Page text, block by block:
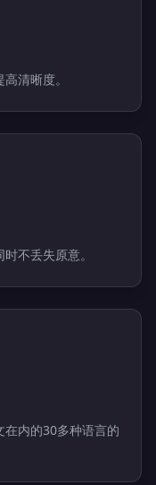
清晰度。
不丢失原意。
内的30多种语言的